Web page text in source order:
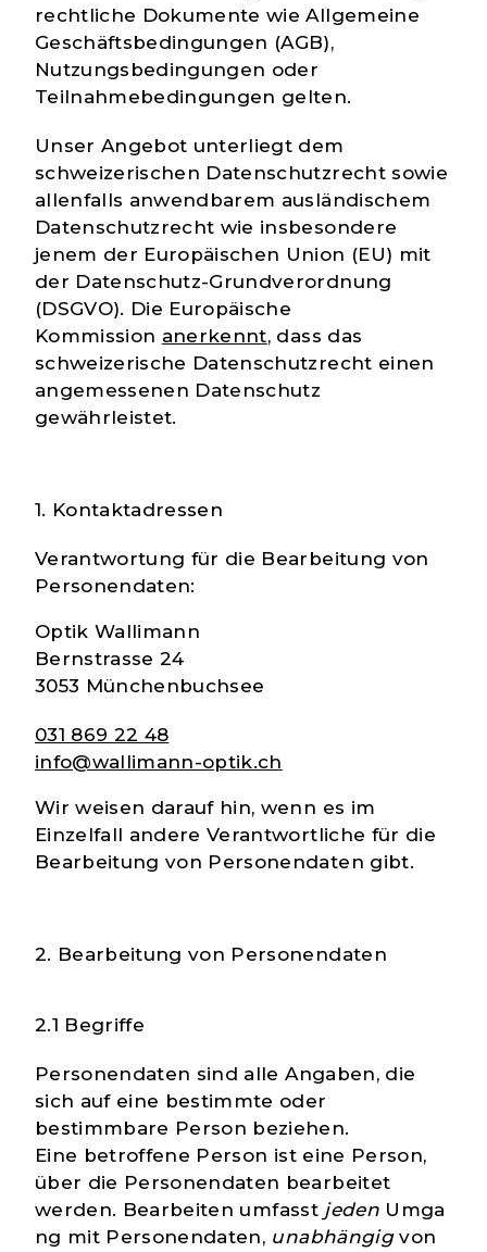
rechtliche Dokumente wie Allgemeine
Geschäftsbedingungen (AGB),
Nutzungsbedingungen oder
Teilnahmebedingungen gelten.
Unser Angebot unterliegt dem
schweizerischen Datenschutzrecht sowie
allenfalls anwendbarem ausländischem
Datenschutzrecht wie insbesondere
jenem der Europäischen Union (EU) mit
der Datenschutz-Grundverordnung
(DSGVO). Die Europäische
Kommission anerkennt, dass das
schweizerische Datenschutzrecht einen
angemessenen Datenschutz
gewährleistet.
1. Kontaktadressen
Verantwortung für die Bearbeitung von
Personendaten:
Optik Wallimann
Bernstrasse 24
3053 Münchenbuchsee
031 869 22 48
info@wallimann-optik.ch
Wir weisen darauf hin, wenn es im
Einzelfall andere Verantwortliche für die
Bearbeitung von Personendaten gibt.
2. Bearbeitung von Personendaten
2.1 Begriffe
Personendaten sind alle Angaben, die
sich auf eine bestimmte oder
bestimmbare Person beziehen.
Eine betroffene Person ist eine Person,
über die Personendaten bearbeitet
werden. Bearbeiten umfasst jedenUmga
ng mit Personendaten, unabhängigvon